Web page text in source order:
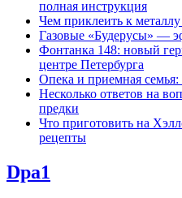
полная инструкция
Чем приклеить к
Газовые «Будерусы» —
Фонтанка 148: новый
центре Петербурга
Опека и приемная
Несколько ответов на
предки
Что приготовить на
рецепты
Dpa1